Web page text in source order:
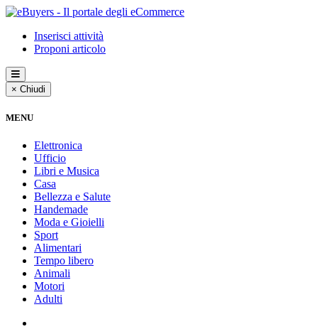
Inserisci attività
Proponi articolo
× Chiudi
MENU
Elettronica
Ufficio
Libri e Musica
Casa
Bellezza e Salute
Handemade
Moda e Gioielli
Sport
Alimentari
Tempo libero
Animali
Motori
Adulti